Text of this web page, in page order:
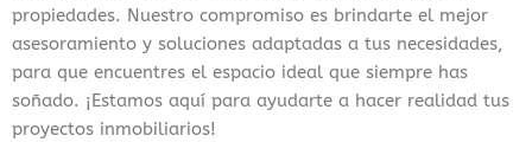
propiedades. Nuestro compromiso es brindarte el mejor
asesoramiento y soluciones adaptadas a tus necesidades,
para que encuentres el espacio ideal que siempre has
soñado. ¡Estamos aquí para ayudarte a hacer realidad tus
proyectos inmobiliarios!